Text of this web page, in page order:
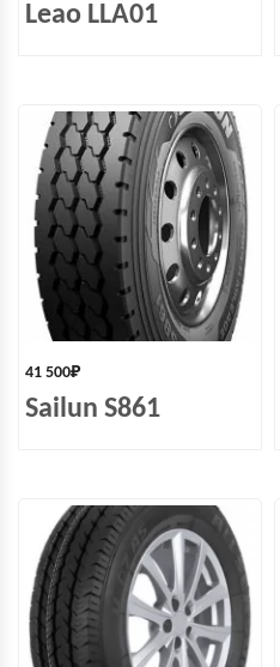
Leao LLA01
41 500₽
Sailun S861